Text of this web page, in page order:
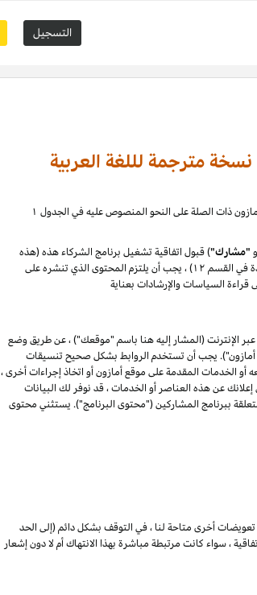
التسجيل
مترجمة لللغة العربية
)، حيث يمكنك إدارة علاقة التسويق بالعمولة الخاصة بك مع كيانات أمازون ذات الصلة على النحو المنصوص عليه في الجدول ۱
"مشارك") قبول اتفاقية تشغيل برنامج الشركاء هذه (هذه
القسم ۱۲) ،
يجب أن يلتزم المحتوى الذي تنشره على
السياسات والإرشادات بعناية
الإنترنت (المشار إليه هنا باسم "موقعك") ، عن طريق وضع
أمازون"). يجب أن تستخدم الروابط بشكل صحيح تنسيقات
أو الخدمات المقدمة على موقع أمازون أو اتخاذ إجراءات أخرى ،
عن هذه العناصر أو الخدمات ، قد نوفر لك البيانات
ببرنامج المشاركين ("محتوى البرنامج"). يستثني محتوى
تعويضات أخرى متاحة لنا ، في التوقف بشكل دائم (إلى الحد
، سواء كانت مرتبطة مباشرة بهذا الانتهاك أم لا دون إشعار